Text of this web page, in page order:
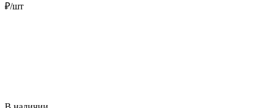
₽/шт